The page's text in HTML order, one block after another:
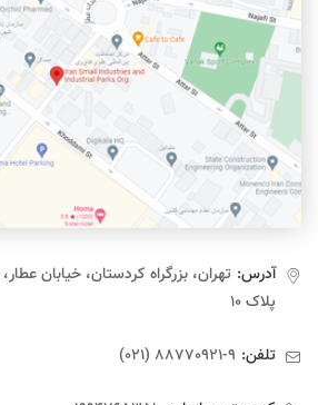
آدرس: تهران، بزرگراه کردستان، خیابان
پلاک ۱۰
تلفن: 9-88770921 (021)